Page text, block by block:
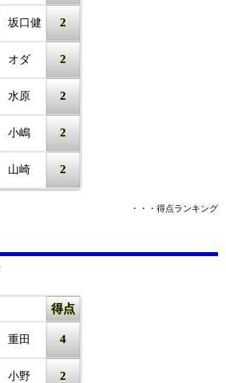
坂口健 2
オダ 2
水原 2
小嶋 2
山崎 2
・・・得点ランキング
得点
重田 4
小野 2